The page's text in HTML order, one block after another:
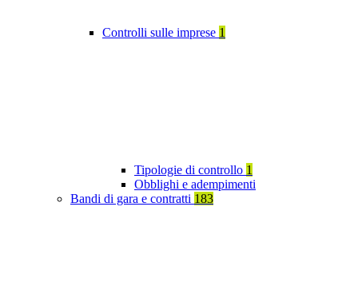
Controlli sulle imprese 1
Tipologie di controllo 1
Obblighi e adempimenti
Bandi di gara e contratti 183